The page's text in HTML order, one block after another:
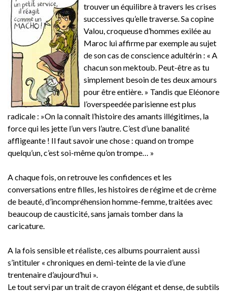
trouver un équilibre à travers les crises
successives qu’elle traverse. Sa copine
Valou, croqueuse d’hommes exilée au
Maroc lui affirme par exemple au sujet
de son cas de conscience adultérin : « A
chacun son mektoub. Peut-être as tu
simplement besoin de tes deux amours
pour être entière. » Tandis que Eléonore
l’overspeedée parisienne est plus
radicale : »On la connaît l’histoire des amants illégitimes, la
force qui les jette l’un vers l’autre. C’est d’une banalité
affligeante ! Il faut savoir une chose : quand on trompe
quelqu’un, c’est soi-même qu’on trompe… »
A chaque fois, on retrouve les confidences et les
conversations entre filles, les histoires de régime et de crème
de beauté, d’incompréhension homme-femme, traitées avec
beaucoup de causticité, sans jamais tomber dans la
caricature.
A la fois sensible et réaliste, ces albums pourraient aussi
s’intituler « chroniques en demi-teinte de la vie d’une
trentenaire d’aujourd’hui ».
Le tout servi par un trait de crayon élégant et dense, de subtils